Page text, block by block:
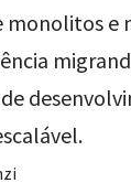
monolitos e